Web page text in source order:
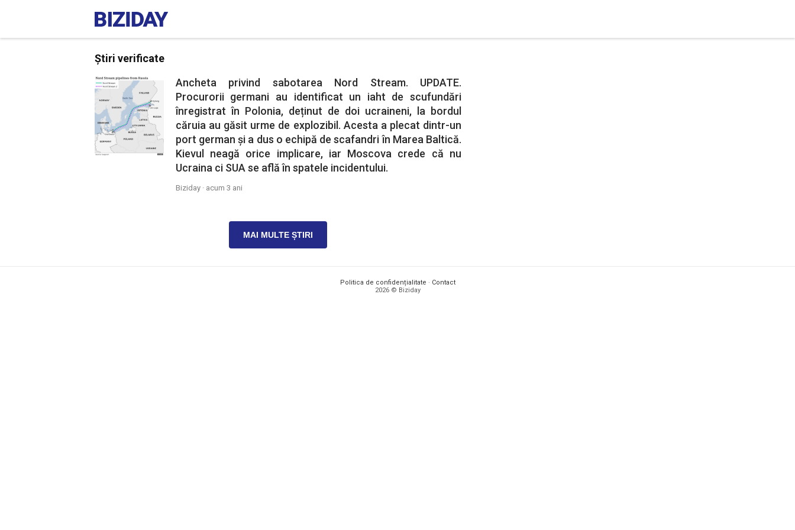
Știri verificate
Ancheta privind sabotarea Nord Stream. UPDATE.
Procurorii germani au identificat un iaht de scufundări
înregistrat în Polonia, deținut de doi ucraineni, la bordul
căruia au găsit urme de explozibil. Acesta a plecat dintr-un
port german și a dus o echipă de scafandri în Marea Baltică.
Kievul neagă orice implicare, iar Moscova crede că nu
Ucraina ci SUA se află în spatele incidentului.
Biziday · acum 3 ani
MAI MULTE ȘTIRI
Politica de confidențialitate · Contact
2026 © Biziday